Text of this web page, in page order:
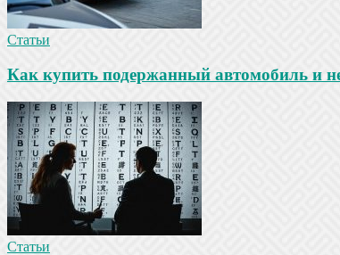
Статьи
Как купить подержанный автомобиль и
Статьи